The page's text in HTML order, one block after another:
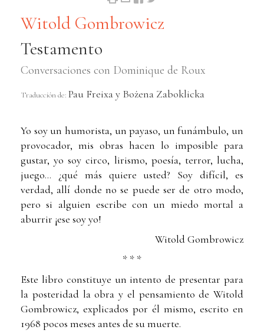
Witold Gombrowicz
Testamento
Conversaciones con Dominique de Roux
Traducción de: Pau Freixa y Bożena Zaboklicka
Yo soy un humorista, un payaso, un funámbulo, un
provocador, mis obras hacen lo imposible para
gustar, yo soy circo, lirismo, poesía, terror, lucha,
juego… ¿qué más quiere usted? Soy difícil, es
verdad, allí donde no se puede ser de otro modo,
pero si alguien escribe con un miedo mortal a
aburrir ¡ese soy yo!
Witold Gombrowicz
* * *
Este libro constituye un intento de presentar para
la posteridad la obra y el pensamiento de Witold
Gombrowicz, explicados por él mismo, escrito en
1968 pocos meses antes de su muerte.